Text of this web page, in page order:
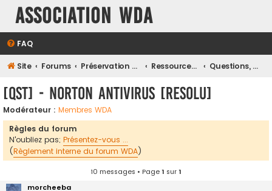
Association WDA
FAQ
Site Forums Préservation et Restauration du Patrimoine Numérique Ressources Techniques, Assistance et tutos Questions, Conflits, Problèmes, Virus ou Astuces ?
[Qst] - Norton Antivirus [RESOLU]
Modérateur : Membres WDA
Règles du forum
N'oubliez pas; Présentez-vous ...
(Règlement interne du forum WDA)
10 messages • Page1 sur1
morcheeba